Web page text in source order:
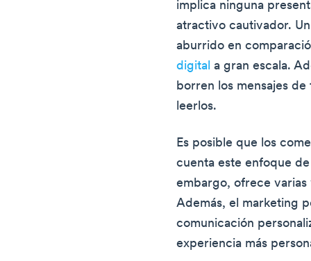
implica ninguna
atractivo cautivador.
aburrido en
digital a gran escala.
borren los mensajes
leerlos.
Es posible que los
cuenta este enfoque
embargo, ofrece varias
Además, el marketing
comunicación
experiencia más